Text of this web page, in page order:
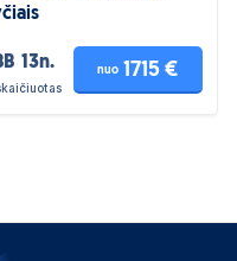
13n. nuo 1715 €